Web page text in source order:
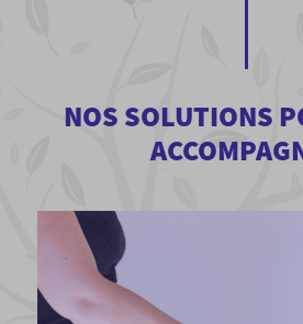
NOS SOLUTIONS